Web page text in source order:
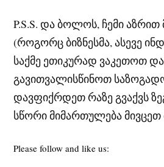
P.S.S. და ბოლოს, ჩემი
(როგორც ბიზნესმა, ასევე
საქმე ეთიკურად ვაკეთოთ და
გავითვალისწინოთ
დავფიქრდეთ რაზე გვაქვს
სწორი მიმართულება მივცეთ
Please follow and like us: